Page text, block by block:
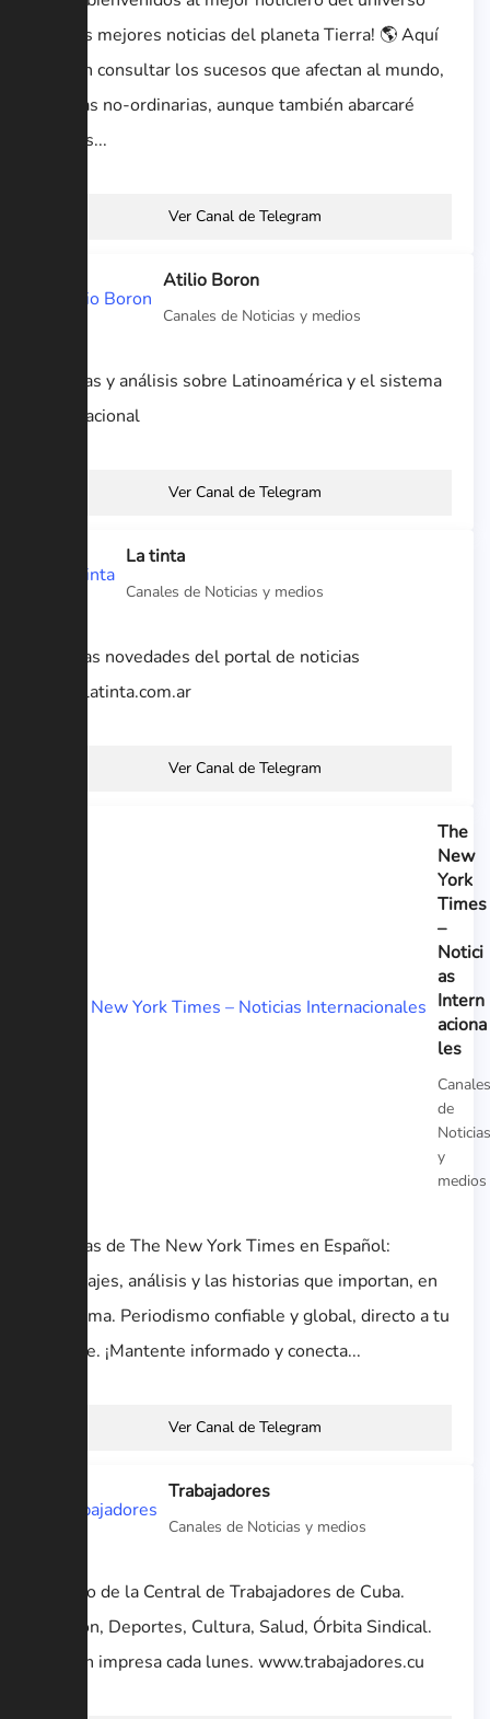
con las mejores noticias del planeta Tierra! 🌎 Aquí
podrán consultar los sucesos que afectan al mundo,
noticias no-ordinarias, aunque también abarcaré
hechos...
Ver Canal de Telegram
Atilio Boron
Canales de Noticias y medios
Noticias y análisis sobre Latinoamérica y el sistema
internacional
Ver Canal de Telegram
La tinta
Canales de Noticias y medios
Últimas novedades del portal de noticias
www.latinta.com.ar
Ver Canal de Telegram
The
New
York
Times
–
Notici
as
Intern
aciona
les
Canales
de
Noticias
y
medios
Noticias de The New York Times en Español:
reportajes, análisis y las historias que importan, en
tu idioma. Periodismo confiable y global, directo a tu
alcance. ¡Mantente informado y conecta...
Ver Canal de Telegram
Trabajadores
Canales de Noticias y medios
Órgano de la Central de Trabajadores de Cuba.
Opinión, Deportes, Cultura, Salud, Órbita Sindical.
Edición impresa cada lunes. www.trabajadores.cu